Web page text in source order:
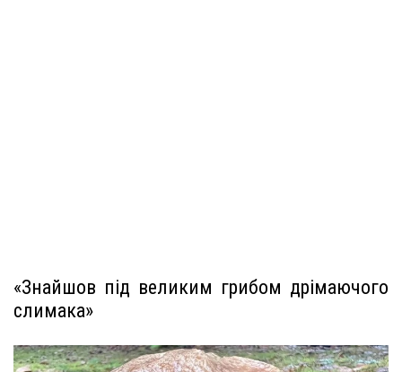
«Знайшов під великим грибом дрімаючого
слимака»